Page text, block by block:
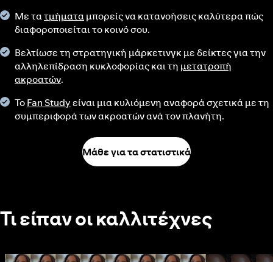
Με τατμήματαμπορείς να κατανοήσεις καλύτερα πώς
διαφοροποιείται το κοινό σου.
Βελτίωσε τη στρατηγική μάρκετινγκ με δείκτες για την
αλληλεπίδραση κυκλοφορίας και τη μετατροπή
ακροατών.
ΤοFan Studyείναι μια κυλιόμενη αναφορά σχετικά με τη
συμπεριφορά των ακροατών ανά τον πλανήτη.
Μάθε για τα στατιστικά
Τι είπαν οι καλλιτέχνες